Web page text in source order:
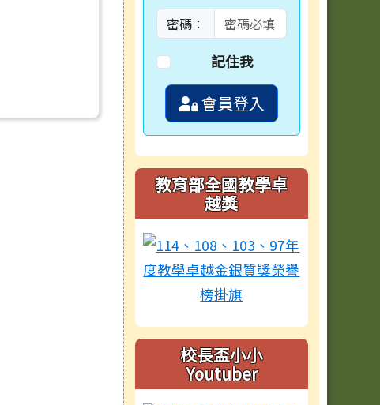
密碼：
記住我
會員登入
教育部全國教學卓
越獎
校長盃小小
Youtuber